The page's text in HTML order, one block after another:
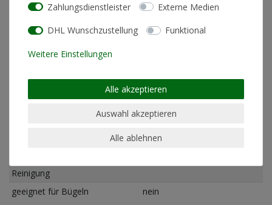
Künstlerinformationen
Loose Fit (lockere Passform)
Maschinenwäsche linksrum
nein
Reinigung
geeignet für Bügeln nein
Zahlungsdienstleister Externe Medien
DHL Wunschzustellung Funktional
Weitere Einstellungen
Alle akzeptieren
Auswahl akzeptieren
Alle ablehnen